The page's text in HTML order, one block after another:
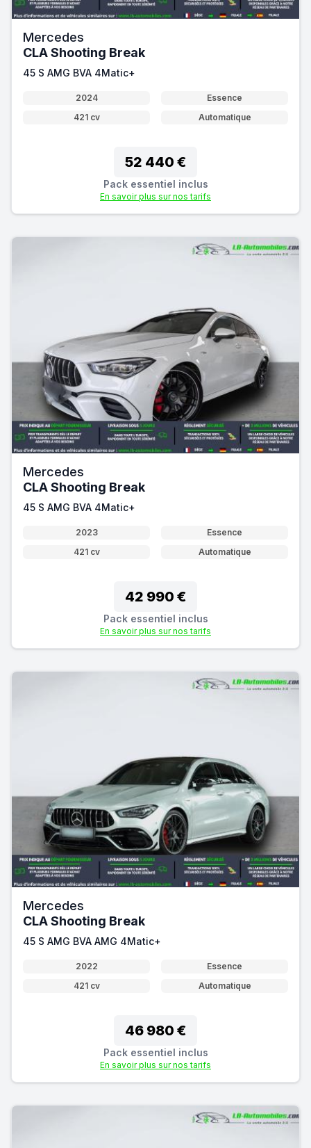
Mercedes
CLA Shooting Break
45 S AMG BVA 4Matic+
2024
Essence
421 cv
Automatique
52 440 €
Pack essentiel inclus
En savoir plus sur nos tarifs
Mercedes
CLA Shooting Break
45 S AMG BVA 4Matic+
2023
Essence
421 cv
Automatique
42 990 €
Pack essentiel inclus
En savoir plus sur nos tarifs
Mercedes
CLA Shooting Break
45 S AMG BVA AMG 4Matic+
2022
Essence
421 cv
Automatique
46 980 €
Pack essentiel inclus
En savoir plus sur nos tarifs